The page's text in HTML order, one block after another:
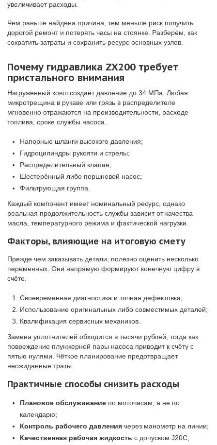
увеличивает расходы.
Чем раньше найдена причина, тем меньше риск получить
дорогой ремонт и потерять часы на стоянке. Разберём, как
сократить затраты и сохранить ресурс основных узлов.
Почему гидравлика ZX200 требует
пристального внимания
Нагруженный ковш создаёт давление до 34 МПа. Любая
микротрещина в рукаве или грязь в распределителе
мгновенно отражаются на производительности, расходе
топлива, сроке службы насоса.
Напорные шланги высокого давления;
Гидроцилиндры рукояти и стрелы;
Распределительный клапан;
Шестерённый либо поршневой насос;
Фильтрующая группа.
Каждый компонент имеет номинальный ресурс, однако
реальная продолжительность службы зависит от качества
масла, температурного режима и фактической нагрузки.
Факторы, влияющие на итоговую смету
Прежде чем заказывать детали, полезно оценить несколько
переменных. Они напрямую формируют конечную цифру в
счёте.
Своевременная диагностика и точная дефектовка;
Использование оригинальных либо совместимых деталей;
Квалификация сервисных механиков.
Замена уплотнителей обходится в тысячи рублей, тогда как
повреждение плунжерной пары насоса приводит к счёту с
пятью нулями. Чёткое планирование предотвращает
неожиданные траты.
Практичные способы снизить расходы
Плановое обслуживание по моточасам, а не по
календарю;
Контроль рабочего давления через манометр на линии;
Качественная рабочая жидкость с допуском J20C;